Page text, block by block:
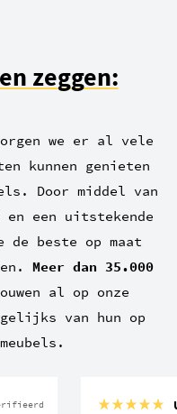
zeggen:
we er al vele
kunnen genieten
Door middel van
een uitstekende
beste op maat
Meer dan 35.000
al op onze
van hun op